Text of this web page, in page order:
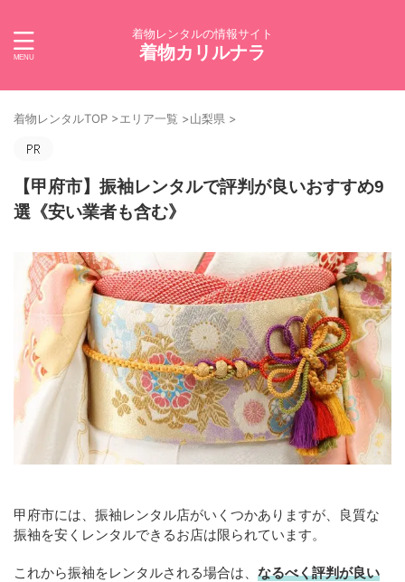
着物レンタルの情報サイト
着物カリルナラ
着物レンタルTOP >エリア一覧 >山梨県 >
【甲府市】振袖レンタルで評判が良いおすすめ9
選《安い業者も含む》
甲府市には、振袖レンタル店がいくつかありますが、良質な
振袖を安くレンタルできるお店は限られています。
これから振袖をレンタルされる場合は、 なるべく評判が良い